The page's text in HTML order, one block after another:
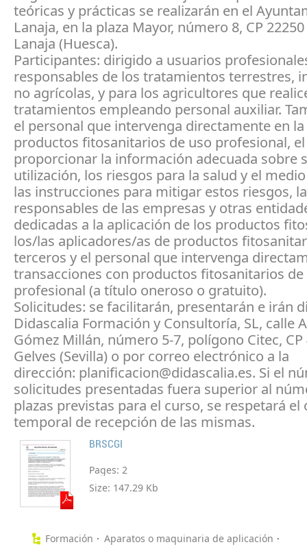
teóricas y prácticas se realizarán en el
Lanaja, en la plaza Mayor, número 8, CP
Lanaja (Huesca).
Participantes: dirigido a usuarios
responsables de los tratamientos terrestres,
no agrícolas, y para los agricultores que
tratamientos empleando personal auxiliar.
el personal que intervenga directamente en
productos fitosanitarios de uso profesional,
proporcionar la información adecuada sobre
utilización, los riesgos para la salud y el
las instrucciones para mitigar estos riesgos,
responsables de las empresas y otras
dedicadas a la aplicación de los productos
los/las aplicadores/as de productos
terceros y el personal que intervenga
transacciones con productos fitosanitarios de
profesional (a título oneroso o gratuito).
Solicitudes: se facilitarán, presentarán e irán
Didascalia Formación y Consultoría, SL, calle
Gómez Millán, número 5-7, polígono Citec, CP
Gelves (Sevilla) o por correo electrónico a la
dirección: planificacion@didascalia.es. Si el
solicitudes presentadas fuera superior al
plazas previstas para el curso, se respetará el
temporal de recepción de las mismas.
BRSCGI
Pages: 2
Size: 147.29 Kb
Formación
Aparatos o maquinaria de aplicación